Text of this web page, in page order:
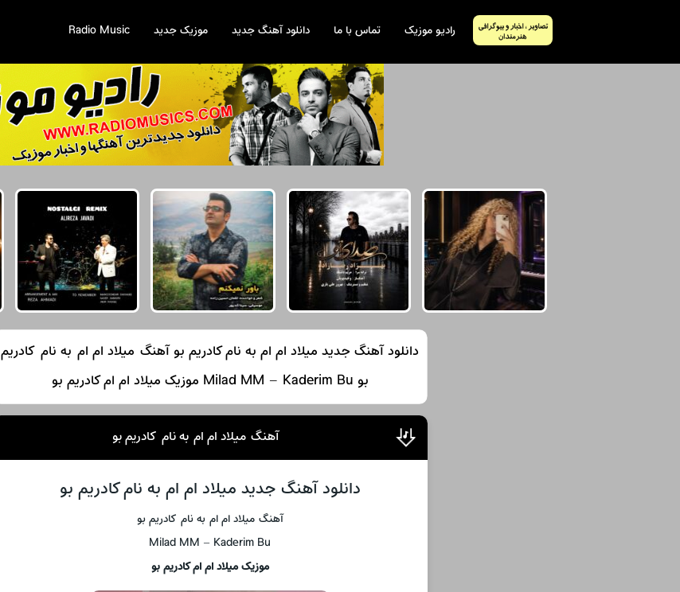
رادیو موزیک تماس با ما دانلود آهنگ جدید موزیک جدید Radio Music
دانلود آهنگ جدید میلاد ام ام به نام کادریم بو آهنگ میلاد ام ام به نام کادریم
بو Milad MM – Kaderim Bu موزیک میلاد ام ام کادریم بو
آهنگ میلاد ام ام به نام کادریم بو
دانلود آهنگ جدید میلاد ام ام به نام کادریم بو
آهنگ میلاد ام ام به نام کادریم بو
Milad MM – Kaderim Bu
موزیک میلاد ام ام کادریم بو